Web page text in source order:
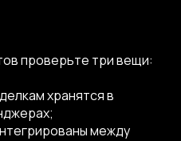
проверьте три вещи:
хранятся в
между